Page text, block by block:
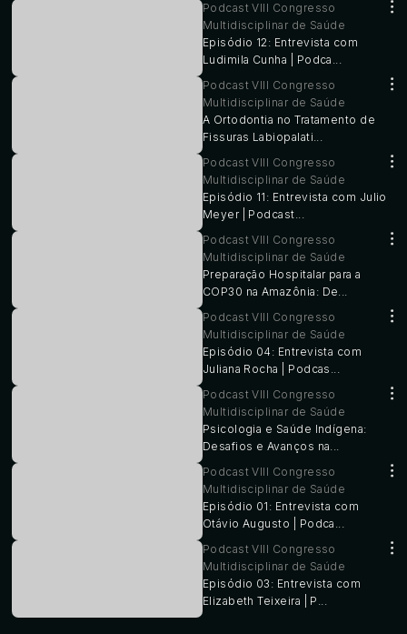
Podcast VIII Congresso
Multidisciplinar de Saúde
Episódio 12: Entrevista com
Ludimila Cunha | Podca...
Podcast VIII Congresso
Multidisciplinar de Saúde
A Ortodontia no Tratamento de
Fissuras Labiopalati...
Podcast VIII Congresso
Multidisciplinar de Saúde
Episódio 11: Entrevista com Julio
Meyer | Podcast...
Podcast VIII Congresso
Multidisciplinar de Saúde
Preparação Hospitalar para a
COP30 na Amazônia: De...
Podcast VIII Congresso
Multidisciplinar de Saúde
Episódio 04: Entrevista com
Juliana Rocha | Podcas...
Podcast VIII Congresso
Multidisciplinar de Saúde
Psicologia e Saúde Indígena:
Desafios e Avanços na...
Podcast VIII Congresso
Multidisciplinar de Saúde
Episódio 01: Entrevista com
Otávio Augusto | Podca...
Podcast VIII Congresso
Multidisciplinar de Saúde
Episódio 03: Entrevista com
Elizabeth Teixeira | P...